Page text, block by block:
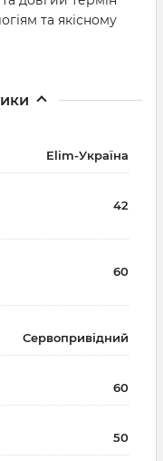
та якісному
Elim-Україна
42
60
Сервопривідний
60
50